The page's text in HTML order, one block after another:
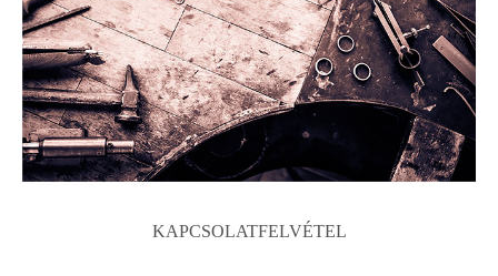
KAPCSOLATFELVÉTEL